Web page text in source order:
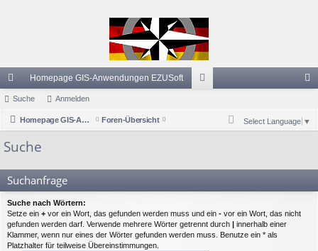
ch
ne
llz
riff
Homepage GIS-Anwendungen EZUSoft
m
Suche Anmelden
Homepage GIS-Anwendungen EZUSoft Foren-Übersicht Select Language ▼
Suche
Suchanfrage
Suche nach Wörtern:
Setze ein + vor ein Wort, das gefunden werden muss und ein - vor ein Wort, das nicht
gefunden werden darf. Verwende mehrere Wörter getrennt durch | innerhalb einer
Klammer, wenn nur eines der Wörter gefunden werden muss. Benutze ein * als
Platzhalter für teilweise Übereinstimmungen.